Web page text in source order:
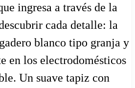
ingresa a través de la
cada detalle: la
blanco tipo granja y
en los electrodomésticos
Un suave tapiz con